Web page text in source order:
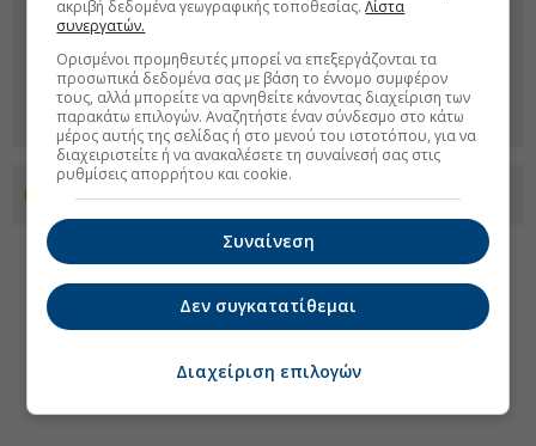
Προσθέστε το euro2day.gr στο Discover
ακριβή δεδομένα γεωγραφικής τοποθεσίας.Λίστα
συνεργατών.
Ορισμένοι προμηθευτές μπορεί να επεξεργάζονται τα
προσωπικά δεδομένα σας με βάση το έννομο συμφέρον
τους, αλλά μπορείτε να αρνηθείτε κάνοντας διαχείριση των
παρακάτω επιλογών. Αναζητήστε έναν σύνδεσμο στο κάτω
μέρος αυτής της σελίδας ή στο μενού του ιστοτόπου, για να
διαχειριστείτε ή να ανακαλέσετε τη συναίνεσή σας στις
ρυθμίσεις απορρήτου και cookie.
Συναίνεση
Δεν συγκατατίθεμαι
Διαχείριση επιλογών